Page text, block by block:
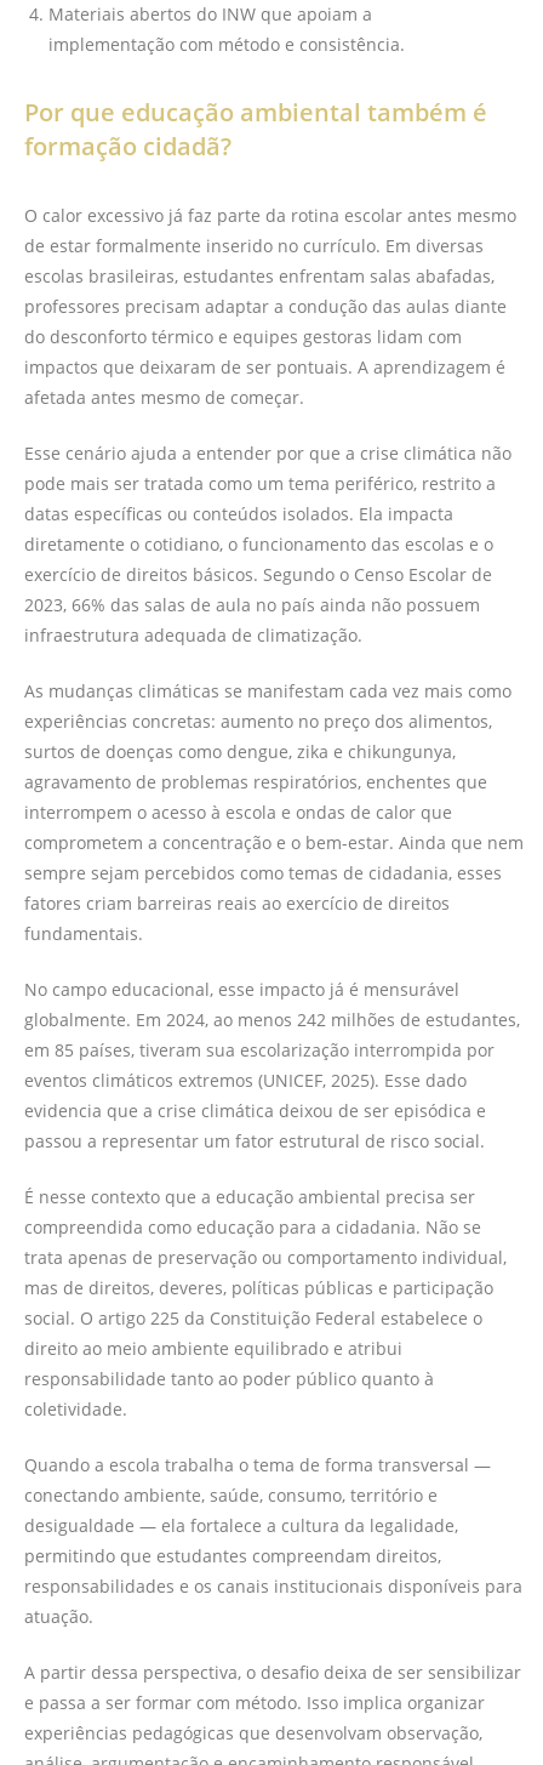
Materiais abertos do INW que apoiam a
implementação com método e consistência.
Por que educação ambiental também é
formação cidadã?
O calor excessivo já faz parte da rotina escolar antes mesmo
de estar formalmente inserido no currículo. Em diversas
escolas brasileiras, estudantes enfrentam salas abafadas,
professores precisam adaptar a condução das aulas diante
do desconforto térmico e equipes gestoras lidam com
impactos que deixaram de ser pontuais. A aprendizagem é
afetada antes mesmo de começar.
Esse cenário ajuda a entender por que a crise climática não
pode mais ser tratada como um tema periférico, restrito a
datas específicas ou conteúdos isolados. Ela impacta
diretamente o cotidiano, o funcionamento das escolas e o
exercício de direitos básicos. Segundo o Censo Escolar de
2023, 66% das salas de aula no país ainda não possuem
infraestrutura adequada de climatização.
As mudanças climáticas se manifestam cada vez mais como
experiências concretas: aumento no preço dos alimentos,
surtos de doenças como dengue, zika e chikungunya,
agravamento de problemas respiratórios, enchentes que
interrompem o acesso à escola e ondas de calor que
comprometem a concentração e o bem-estar. Ainda que nem
sempre sejam percebidos como temas de cidadania, esses
fatores criam barreiras reais ao exercício de direitos
fundamentais.
No campo educacional, esse impacto já é mensurável
globalmente. Em 2024, ao menos 242 milhões de estudantes,
em 85 países, tiveram sua escolarização interrompida por
eventos climáticos extremos (UNICEF, 2025). Esse dado
evidencia que a crise climática deixou de ser episódica e
passou a representar um fator estrutural de risco social.
É nesse contexto que a educação ambiental precisa ser
compreendida como educação para a cidadania. Não se
trata apenas de preservação ou comportamento individual,
mas de direitos, deveres, políticas públicas e participação
social. O artigo 225 da Constituição Federal estabelece o
direito ao meio ambiente equilibrado e atribui
responsabilidade tanto ao poder público quanto à
coletividade.
Quando a escola trabalha o tema de forma transversal —
conectando ambiente, saúde, consumo, território e
desigualdade — ela fortalece a cultura da legalidade,
permitindo que estudantes compreendam direitos,
responsabilidades e os canais institucionais disponíveis para
atuação.
A partir dessa perspectiva, o desafio deixa de ser sensibilizar
e passa a ser formar com método. Isso implica organizar
experiências pedagógicas que desenvolvam observação,